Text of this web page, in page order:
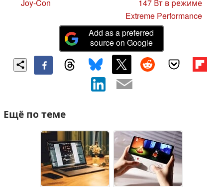
Joy-Con
147 Вт в режиме
Extreme Performance
Add as a preferred
source on Google
Ещё по теме